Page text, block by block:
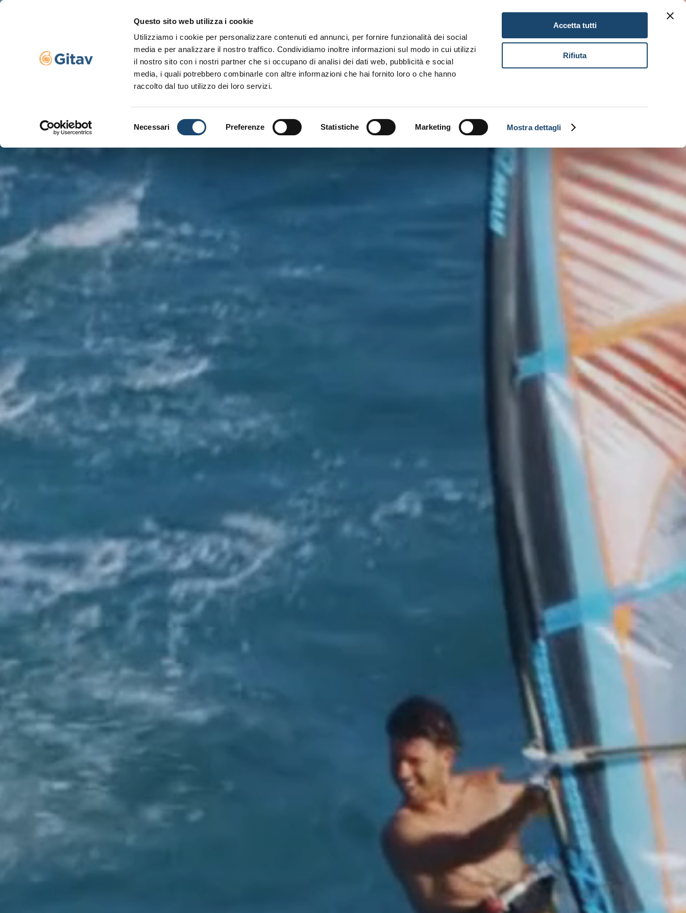
Questo sito web utilizza i cookie
Utilizziamo i cookie per personalizzare contenuti ed annunci, per fornire funzionalità dei social
media e per analizzare il nostro traffico. Condividiamo inoltre informazioni sul modo in cui utilizzi
il nostro sito con i nostri partner che si occupano di analisi dei dati web, pubblicità e social
media, i quali potrebbero combinarle con altre informazioni che hai fornito loro o che hanno
raccolto dal tuo utilizzo dei loro servizi.
del
Necessari Preferenze Statistiche Marketing Mostra dettagli
Accetta tutti
Rifiuta
Gitav Gift Card Karriere
Navigazione servizi